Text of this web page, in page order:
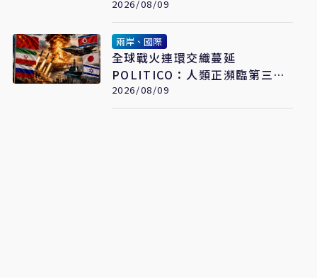
2026/08/09
兩岸、國際
全球戰火連環交織蔓延
POLITICO：人類正瀕臨第三次
世界大戰
2026/08/09